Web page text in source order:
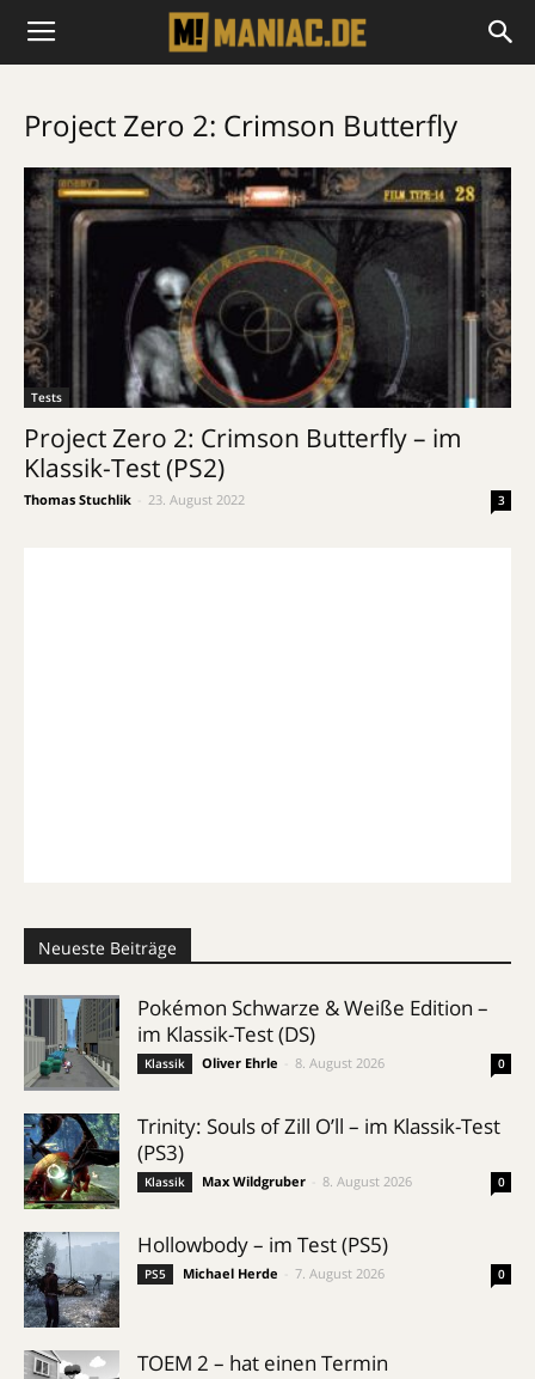
Project Zero 2: Crimson Butterfly
Tests
Project Zero 2: Crimson Butterfly – im
Klassik-Test (PS2)
Thomas Stuchlik 23. August 2022 3
Neueste Beiträge
Pokémon Schwarze & Weiße Edition –
im Klassik-Test (DS)
Klassik Oliver Ehrle 8. August 2026 0
Trinity: Souls of Zill O’ll – im Klassik-Test
(PS3)
Klassik Max Wildgruber 8. August 2026 0
Hollowbody – im Test (PS5)
PS5 Michael Herde 7. August 2026 0
TOEM 2 – hat einen Termin